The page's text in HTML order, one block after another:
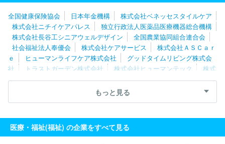
全国健康保険協会 日本年金機構
株式会社ベネッセスタイルケア
株式会社ニチイケアパレス
独立行政法人医薬品医療機器総合機構
株式会社長谷工シニアウェルデザイン
全国農業協同組合連合会
社会福祉法人奉優会
株式会社ケアサービス
株式会社ＡＳＣａｒ
ｅ
ヒューマンライフケア株式会社
グッドタイムリビング株式会
社
トラストガーデン株式会社 株式会社ヒューマンテック
株式
会社シダー
株式会社ＲＡＲＥＣＲＥＷ 社会福祉法人善光会
株
株式会社オン・ザ・プラネット
ロングライフ
ホールディング株式会社
コーポレーション
株式会社やさしい手
株式会社やまねメディカ
ル
株式会社日本デイケアセンター 株式会社こどもの森
もっと見る
医療・福祉(福祉) の企業をすべて見る